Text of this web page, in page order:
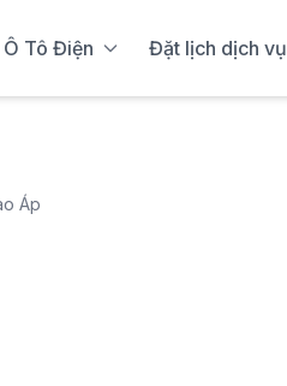
Ô Tô Điện Đặt lịch dịch vụ
Áp